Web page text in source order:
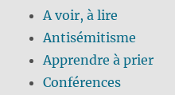
A voir, à lire
Antisémitisme
Apprendre à prier
Conférences